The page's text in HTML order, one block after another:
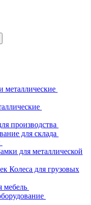
металлические
производства
для склада
для металлической
Колеса для грузовых
мебель